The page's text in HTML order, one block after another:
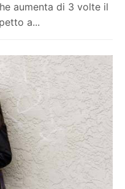
aumenta di 3 volte il
a...